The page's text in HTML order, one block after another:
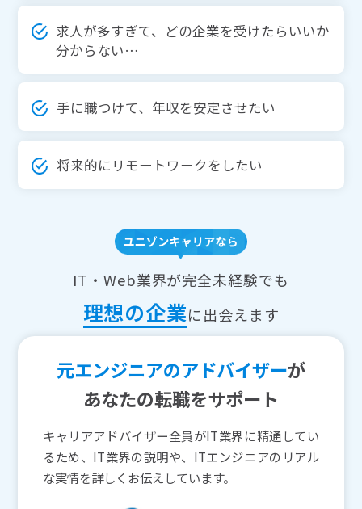
求人が多すぎて、どの企業を受けたらいいか
分からない…
手に職つけて、年収を安定させたい
将来的にリモートワークをしたい
IT・Web業界が完全未経験でも
理想の企業に出会えます
元エンジニアのアドバイザーが
あなたの転職をサポート
キャリアアドバイザー全員がIT業界に精通してい
るため、IT業界の説明や、ITエンジニアのリアル
な実情を詳しくお伝えしています。